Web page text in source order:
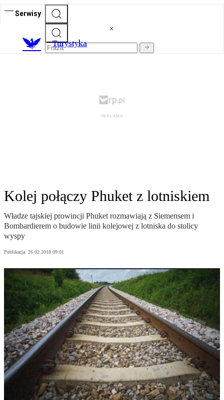
Serwisy
Turystyka
Kolej połączy Phuket z lotniskiem
Władze tajskiej prowincji Phuket rozmawiają z Siemensem i
Bombardierem o budowie linii kolejowej z lotniska do stolicy
wyspy
Publikacja: 26.02.2018 09:01